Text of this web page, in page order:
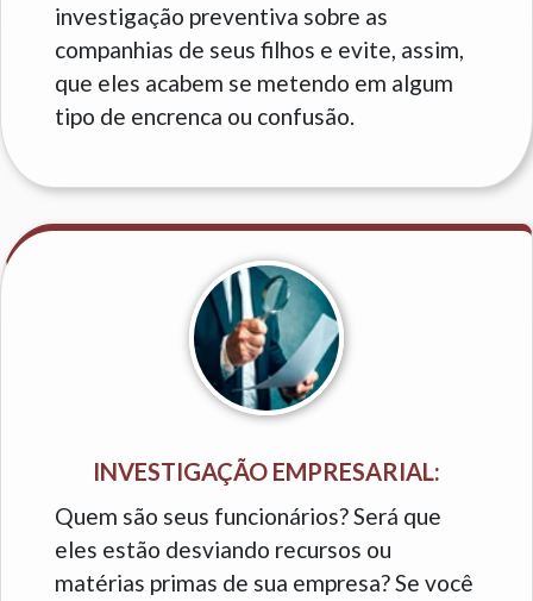
investigação preventiva sobre as
companhias de seus filhos e evite, assim,
que eles acabem se metendo em algum
tipo de encrenca ou confusão.
INVESTIGAÇÃO EMPRESARIAL:
Quem são seus funcionários? Será que
eles estão desviando recursos ou
matérias primas de sua empresa? Se você